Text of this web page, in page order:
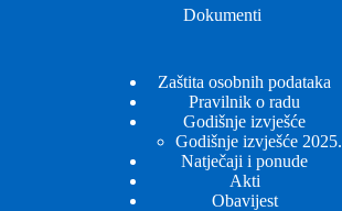
Dokumenti
Zaštita osobnih podataka
Pravilnik o radu
Godišnje izvješće
Godišnje izvješće 2025.
Natječaji i ponude
Akti
Obavijest